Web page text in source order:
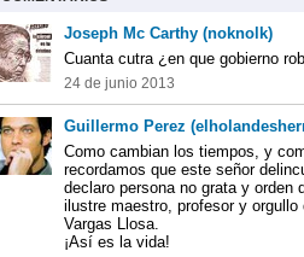
Joseph Mc Carthy (noknolk)
Cuanta cutra ¿en que gobierno
24 de junio 2013
Guillermo Perez
Como cambian los tiempos, y
recordamos que este señor
declaro persona no grata y orden
ilustre maestro, profesor y
Vargas Llosa.
¡Así es la vida!